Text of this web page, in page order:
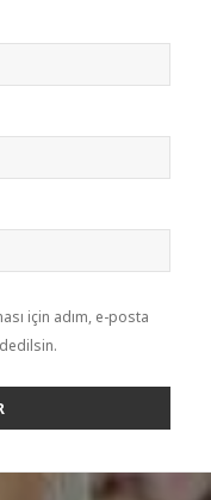
için adım, e-posta